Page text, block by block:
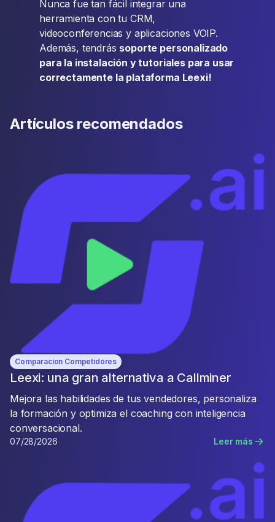
Nunca fue tan fácil integrar una
herramienta con tu CRM,
videoconferencias y aplicaciones VOIP.
Además, tendrás soporte personalizado
para la instalación y tutoriales para usar
correctamente la plataforma Leexi!
Artículos recomendados
Comparacion Competidores
Leexi: una gran alternativa a Callminer
Mejora las habilidades de tus vendedores, personaliza
la formación y optimiza el coaching con inteligencia
conversacional.
07/28/2026 Leer más